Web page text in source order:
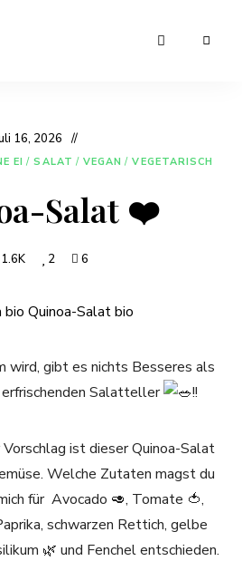
16, 2026
EI / SALAT / VEGAN / VEGETARISCH
Salat ❤️
1.6K 2 6
wird, gibt es nichts Besseres als
erfrischenden Salatteller
!!
ist dieser Quinoa-Salat
Welche Zutaten magst du
für Avocado 🥑, Tomate 🍅,
schwarzen Rettich, gelbe
🌿 und Fenchel entschieden.